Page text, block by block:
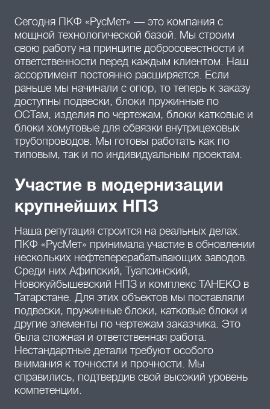
Сегодня ПКФ «РусМет» — это компания с
мощной технологической базой. Мы строим
свою работу на принципе добросовестности и
ответственности перед каждым клиентом. Наш
ассортимент постоянно расширяется. Если
раньше мы начинали с опор, то теперь к заказу
доступны подвески, блоки пружинные по
ОСТам, изделия по чертежам, блоки катковые и
блоки хомутовые для обвязки внутрицеховых
трубопроводов. Мы готовы работать как по
типовым, так и по индивидуальным проектам.
Участие в модернизации
крупнейших НПЗ
Наша репутация строится на реальных делах.
ПКФ «РусМет» принимала участие в обновлении
нескольких нефтеперерабатывающих заводов.
Среди них Афипский, Туапсинский,
Новокуйбышевский НПЗ и комплекс ТАНЕКО в
Татарстане. Для этих объектов мы поставляли
подвески, пружинные блоки, катковые блоки и
другие элементы по чертежам заказчика. Это
была сложная и ответственная работа.
Нестандартные детали требуют особого
внимания к точности и прочности. Мы
справились, подтвердив свой высокий уровень
компетенции.